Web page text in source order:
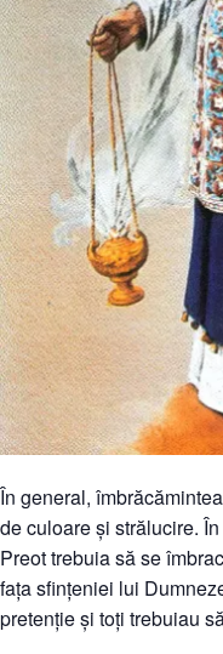
În general,
de culoare și strălucire.
Preot trebuia să se
fața sfințeniei lui
pretenție și toți trebuiau